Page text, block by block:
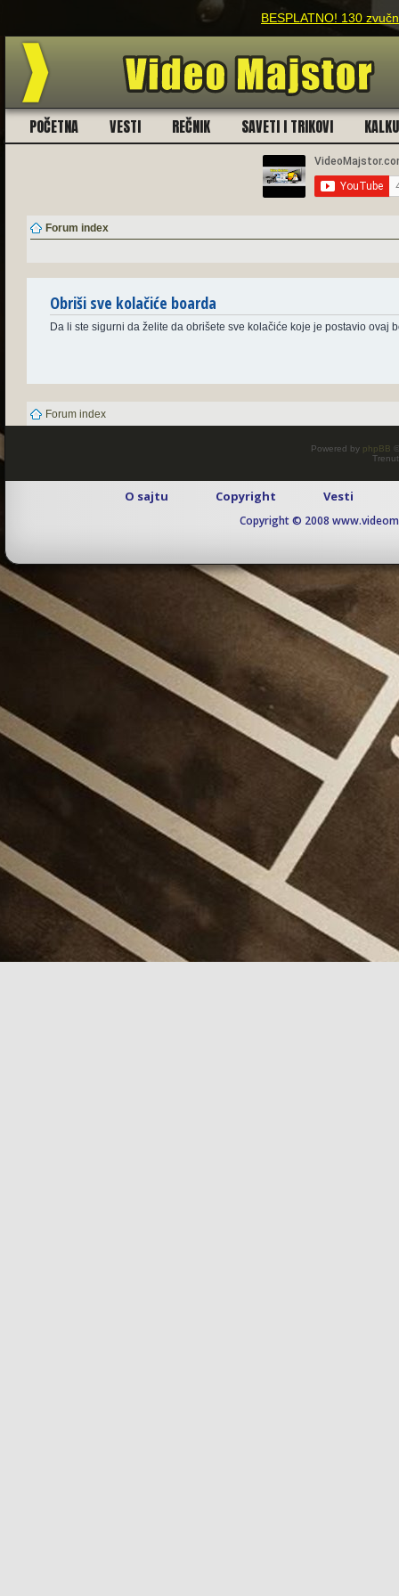
BESPLATNO! 130
POČETNA VESTI REČNIK SAVETI I TRIKOVI
Forum index
Obriši sve kolačiće boarda
Da li ste sigurni da želite da obrišete sve kolačiće koje je postavio ovaj
Forum index
Powered by phpBB
O sajtu Copyright Vesti
Copyright © 2008